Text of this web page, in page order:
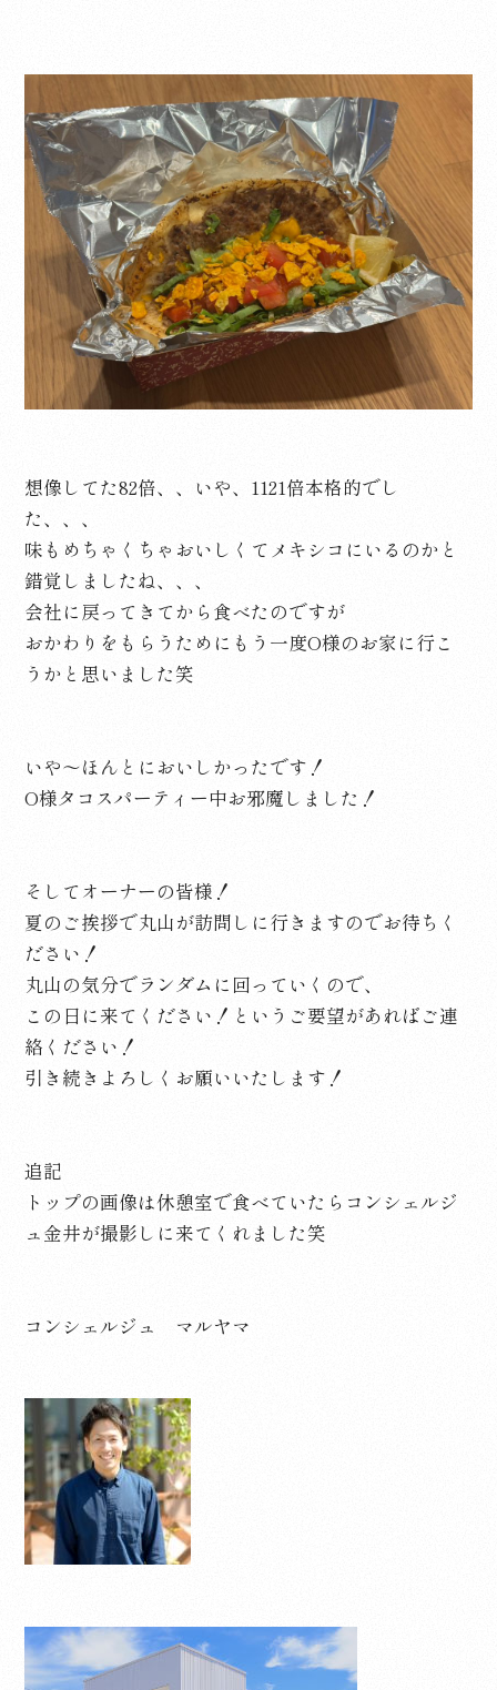
想像してた82倍、、いや、1121倍本格的でし
た、、、
味もめちゃくちゃおいしくてメキシコにいるのかと
錯覚しましたね、、、
会社に戻ってきてから食べたのですが
おかわりをもらうためにもう一度O様のお家に行こ
うかと思いました笑
いや～ほんとにおいしかったです！
O様タコスパーティー中お邪魔しました！
そしてオーナーの皆様！
夏のご挨拶で丸山が訪問しに行きますのでお待ちく
ださい！
丸山の気分でランダムに回っていくので、
この日に来てください！というご要望があればご連
絡ください！
引き続きよろしくお願いいたします！
追記
トップの画像は休憩室で食べていたらコンシェルジ
ュ金井が撮影しに来てくれました笑
コンシェルジュ マルヤマ